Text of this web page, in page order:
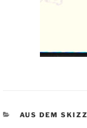
KATEGORIEN
AUS DEM